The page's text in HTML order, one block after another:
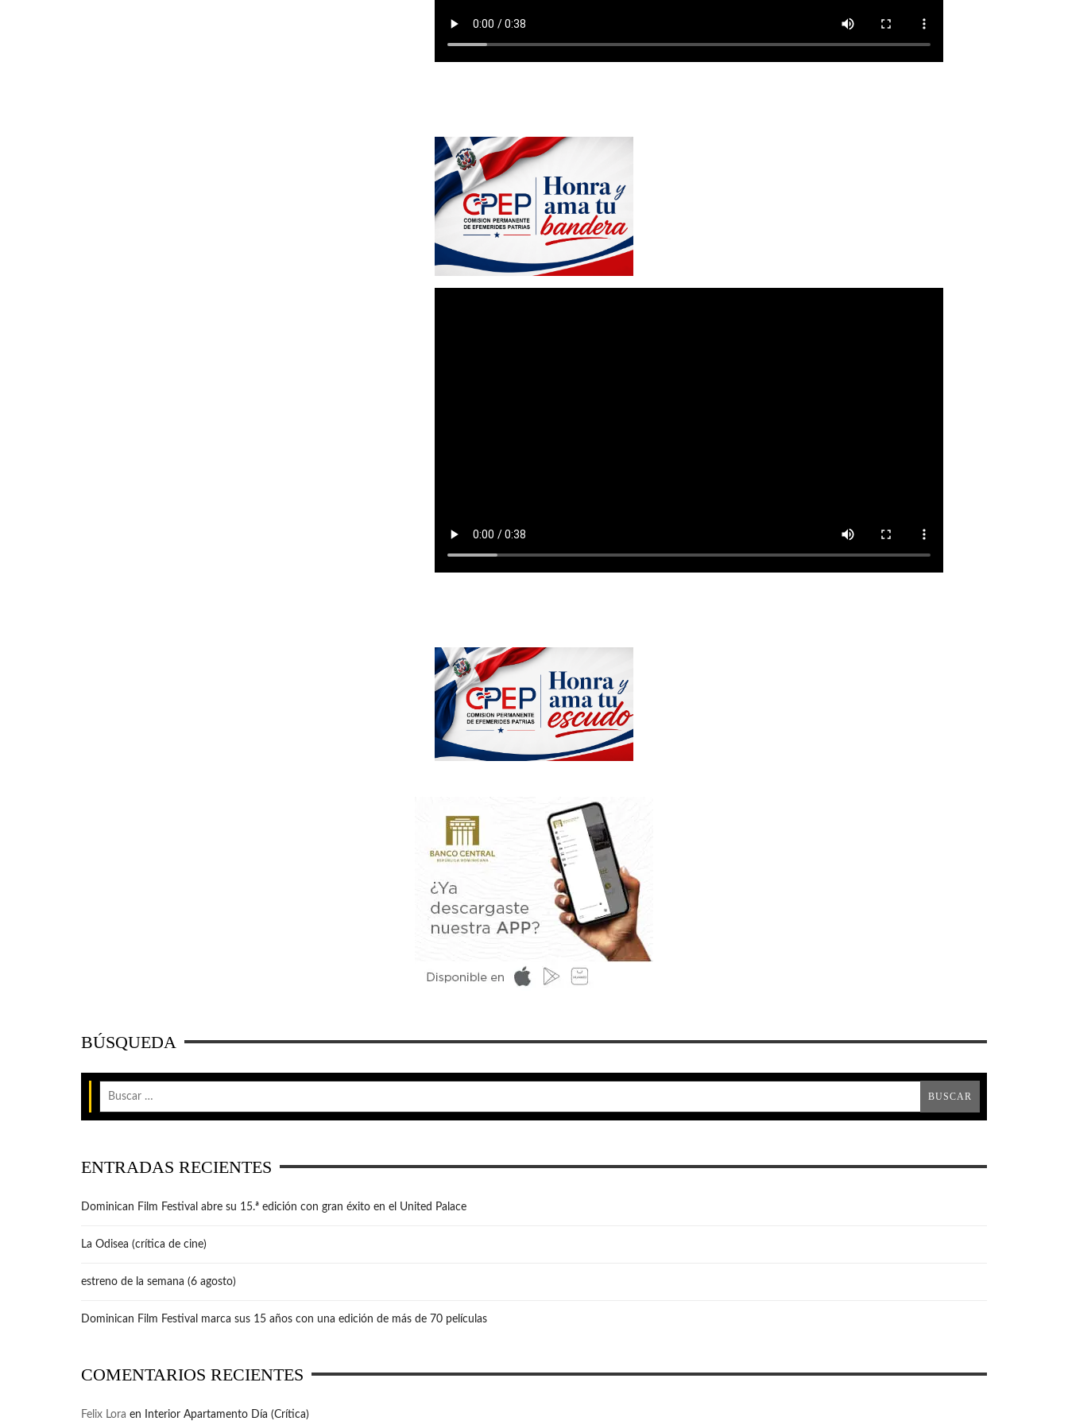
BÚSQUEDA
ENTRADAS RECIENTES
Dominican Film Festival abre su 15.ª edición con gran éxito en el United Palace
La Odisea (crítica de cine)
estreno de la semana (6 agosto)
Dominican Film Festival marca sus 15 años con una edición de más de 70 películas
COMENTARIOS RECIENTES
Felix Lora en Interior Apartamento Día (Crítica)